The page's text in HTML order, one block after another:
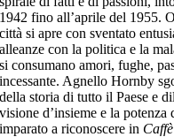
1942 fino all’aprile del 1955.
città si apre con sventato
alleanze con la politica e la
si consumano amori, fughe,
incessante. Agnello Hornby
della storia di tutto il Paese e
visione d’insieme e la
imparato a riconoscere in